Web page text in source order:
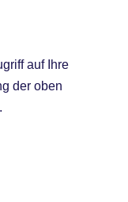
auf Ihre
der oben